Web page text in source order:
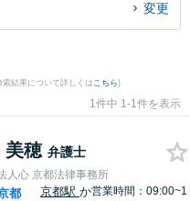
変更
索結果について詳しくは こちら)
1件中 1-1件を表示
美穂 弁護士
人心 京都法律事務所
都
京都駅か営業時間：09:00~1